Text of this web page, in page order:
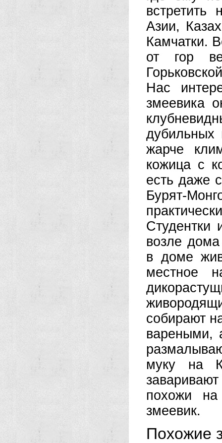
Азии,
Камчатки.
от гор
Нас
змеевика
дубильных
жарче
кожица с
есть даже
Бурят-
Студентки
возле
в доме
местное
собирают
вареными,
муку на
похожи
змеевик.
Похожие